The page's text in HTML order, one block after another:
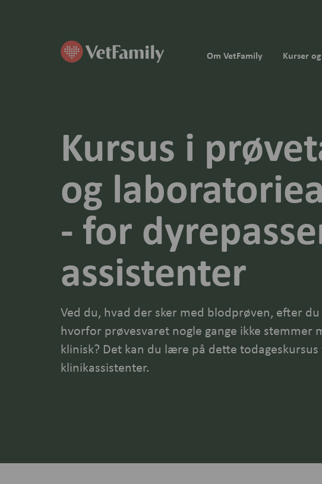
Om VetFamily Kurser
Kursus i
og
- for
assistenter
Ved du, hvad der sker med blodprøven, efter
hvorfor prøvesvaret nogle gange ikke stemmer
klinisk? Det kan du lære på dette
klinikassistenter.